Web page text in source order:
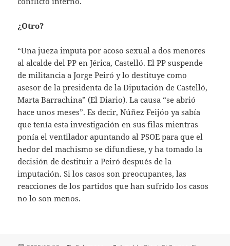
¿Otro?
“Una jueza imputa por acoso sexual a dos menores
al alcalde del PP en Jérica, Castelló. El PP suspende
de militancia a Jorge Peiró y lo destituye como
asesor de la presidenta de la Diputación de Castelló,
Marta Barrachina” (El Diario). La causa “se abrió
hace unos meses”. Es decir, Núñez Feijóo ya sabía
que tenía esta investigación en sus filas mientras
ponía el ventilador apuntando al PSOE para que el
hedor del machismo se difundiese, y ha tomado la
decisión de destituir a Peiró después de la
imputación. Si los casos son preocupantes, las
reacciones de los partidos que han sufrido los casos
no lo son menos.